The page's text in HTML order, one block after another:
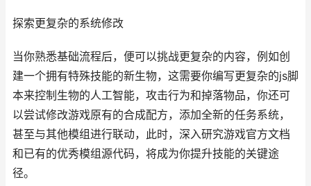
探索更复杂的系统修改
当你熟悉基础流程后，便可以挑战更复杂的内容，例如创
建一个拥有特殊技能的新生物，这需要你编写更复杂的js脚
本来控制生物的人工智能，攻击行为和掉落物品，你还可
以尝试修改游戏原有的合成配方，添加全新的任务系统，
甚至与其他模组进行联动，此时，深入研究游戏官方文档
和已有的优秀模组源代码，将成为你提升技能的关键途
径。